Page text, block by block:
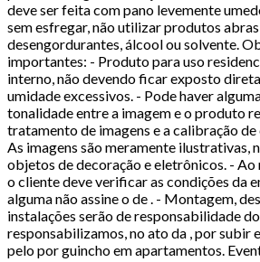
deve ser feita com pano levemente
sem esfregar, não utilizar produtos
desengordurantes, álcool ou solvente.
importantes: - Produto para uso
interno, não devendo ficar exposto
umidade excessivos. - Pode haver
tonalidade entre a imagem e o produto
tratamento de imagens e a calibração
As imagens são meramente ilustrativas,
objetos de decoração e eletrônicos. -
o cliente deve verificar as condições da
alguma não assine o de . - Montagem,
instalações serão de responsabilidade
responsabilizamos, no ato da , por subir
pelo por guincho em apartamentos.